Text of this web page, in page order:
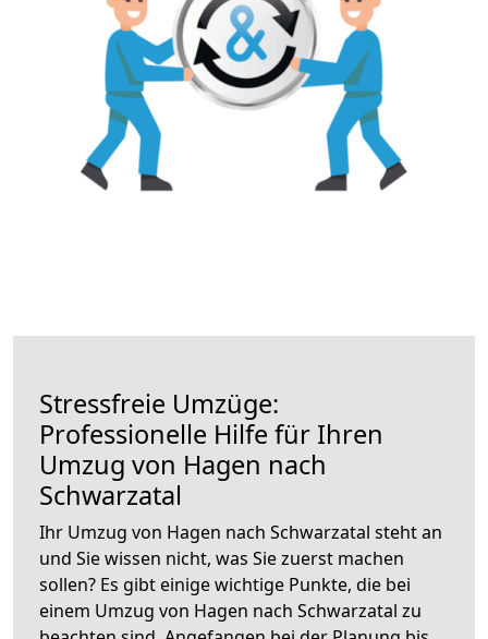
Stressfreie Umzüge:
Professionelle Hilfe für Ihren
Umzug von Hagen nach
Schwarzatal
Ihr Umzug von Hagen nach Schwarzatal steht an
und Sie wissen nicht, was Sie zuerst machen
sollen? Es gibt einige wichtige Punkte, die bei
einem Umzug von Hagen nach Schwarzatal zu